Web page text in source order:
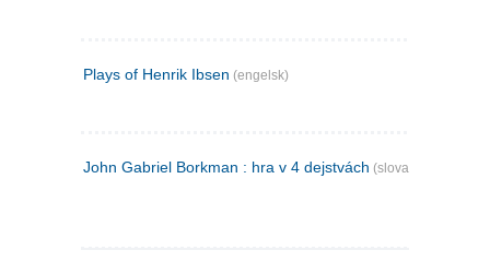
Plays of Henrik Ibsen (engelsk)
John Gabriel Borkman : hra v 4 dejstvách (slovakisk)